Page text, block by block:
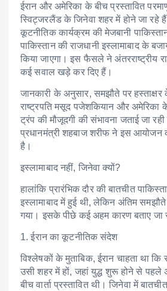
ईरान और अमेरिका के बीच प्रस्तावित
स्विट्जरलैंड के जिनेवा शहर में होने जा रहे
कूटनीतिक कार्यक्रम की मेजबानी
पाकिस्तान की राजधानी इस्लामाबाद के
किया जाएगा। इस फैसले ने अंतरराष्ट्रीय
कई सवाल खड़े कर दिए हैं।
जानकारी के अनुसार, समझौते पर हस्ताक्षर
राष्ट्रपति मसूद पजेशकियान और अमेरिका के
ट्रंप की मौजूदगी की संभावना जताई जा
प्रधानमंत्री शहबाज शरीफ ने इस आयोजन
है।
इस्लामाबाद नहीं, जिनेवा क्यों?
हालांकि प्रारंभिक दौर की बातचीत
इस्लामाबाद में हुई थी, लेकिन अंतिम
गया। इसके पीछे कई अहम कारण बताए जा
1. ईरान का कूटनीतिक संदेश
विश्लेषकों के मुताबिक, ईरान चाहता था कि
उसी शहर में हों, जहां युद्ध शुरू होने से पहले
बीच वार्ता प्रस्तावित थी। जिनेवा में